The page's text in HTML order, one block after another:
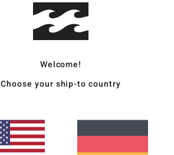
Welcome!
Choose your ship-to country